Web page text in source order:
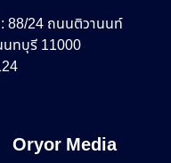
88/24 ถนนติวานนท์
นทบุรี 11000
Oryor Media